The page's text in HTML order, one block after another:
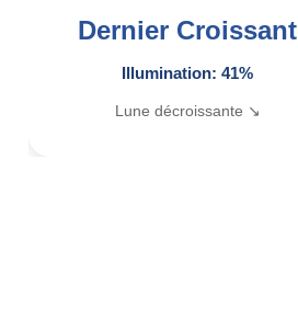
Dernier Croissant
Illumination: 41%
Lune décroissante ↘